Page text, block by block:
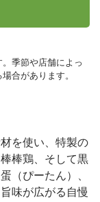
季節や店舗によっ
合があります。
を使い、特製の
棒鶏、そして黒
（ぴーたん）、
味が広がる自慢